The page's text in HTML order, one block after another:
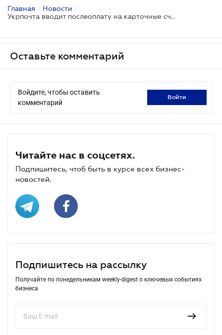
Главная / Новости /
Укрпочта вводит послеоплату на карточные счета для малого и среднего бизнеса
Оставьте комментарий
Войдите, чтобы оставить
комментарий
войти
Читайте нас в соцсетях.
Подпишитесь, чтоб быть в курсе всех бизнес-
новостей.
Подпишитесь на рассылку
Получайте по понедельникам weekly-digest о ключевых событиях
бизнеса